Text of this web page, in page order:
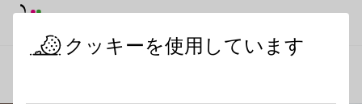
クッキーを使用しています